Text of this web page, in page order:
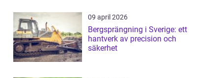
09 april 2026
Bergsprängning i Sverige: ett
hantverk av precision och
säkerhet